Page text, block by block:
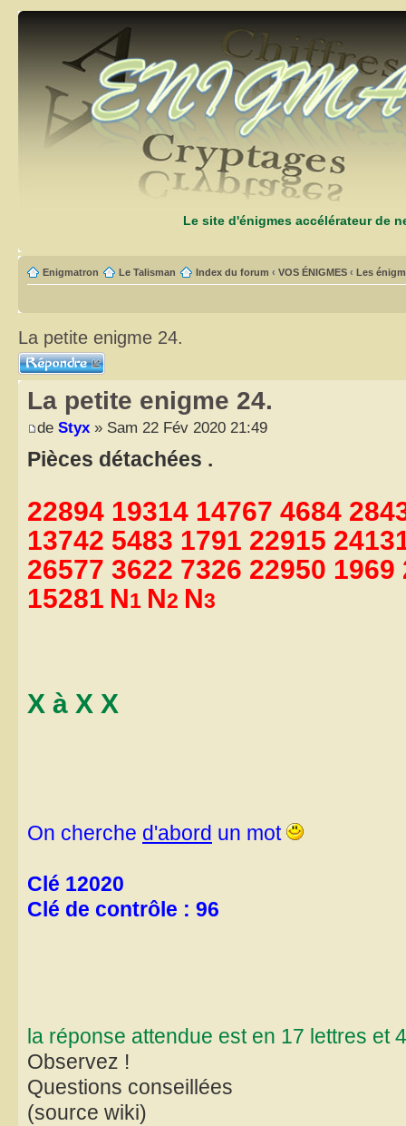
Le site d'énigmes accélérateur de
Enigmatron Le Talisman Index du forum ‹ VOS ÉNIGMES ‹ Les
La petite enigme 24.
Répondre
La petite enigme 24.
de Styx » Sam 22 Fév 2020 21:49
Pièces détachées .
22894 19314 14767 4684
13742 5483 1791 22915
26577 3622 7326 22950
15281 N1 N2 N3
X à X X
On cherche d'abord un mot
Clé 12020
Clé de contrôle : 96
la réponse attendue est en 17 lettres et
Observez !
Questions conseillées
(source wiki)